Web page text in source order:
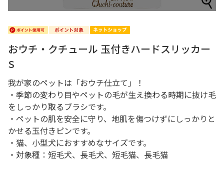
おウチ・クチュール 玉付きハードスリッカー
S
我が家のペットは「おウチ仕立て」！
・季節の変わり目やペットの毛が生え換わる時期に抜け毛
をしっかり取るブラシです。
・ペットの肌を安全に守り、地肌を傷つけずにしっかりと
かせる玉付きピンです。
・猫、小型犬におすすめなサイズです。
・対象種：短毛犬、長毛犬、短毛猫、長毛猫